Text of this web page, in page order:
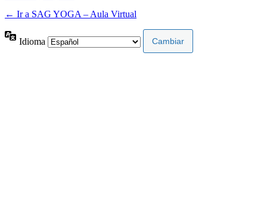
← Ir a SAG YOGA – Aula Virtual
Idioma